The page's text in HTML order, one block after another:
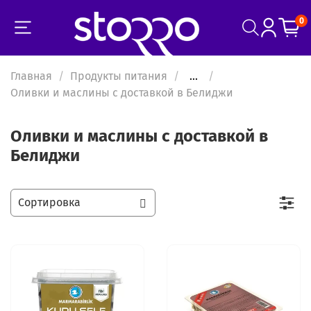
0
Главная Продукты питания
...
Оливки и маслины с доставкой в Белиджи
Оливки и маслины с доставкой в
Белиджи